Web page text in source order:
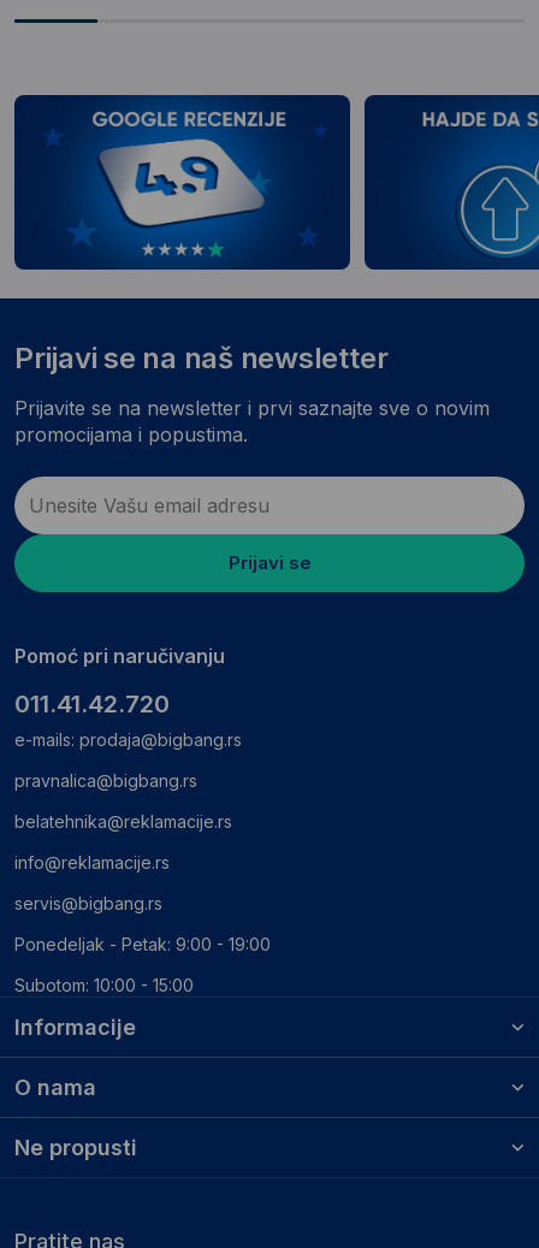
Informacije
O nama
Ne propusti
Prijavi se na naš newsletter
Prijavite se na newsletter i prvi saznajte sve o novim
promocijama i popustima.
Prijavi se
Pomoć pri naručivanju
011.41.42.720
e-mails: prodaja@bigbang.rs
pravnalica@bigbang.rs
belatehnika@reklamacije.rs
info@reklamacije.rs
servis@bigbang.rs
Ponedeljak - Petak: 9:00 - 19:00
Subotom: 10:00 - 15:00
Pratite nas